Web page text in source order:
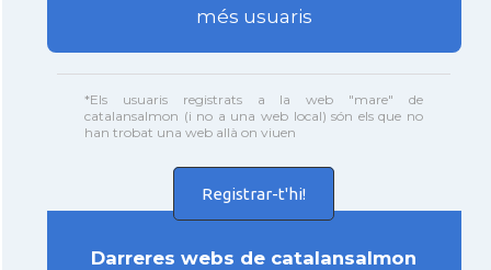
més usuaris
*Els usuaris registrats a la web "mare" de
catalansalmon (i no a una web local) són els que no
han trobat una web allà on viuen
Registrar-t'hi!
Darreres webs de catalansalmon